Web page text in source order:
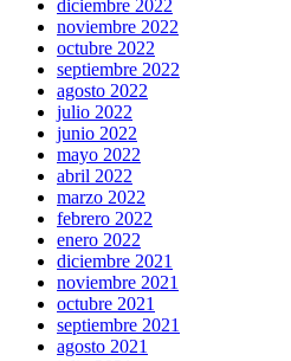
diciembre 2022
noviembre 2022
octubre 2022
septiembre 2022
agosto 2022
julio 2022
junio 2022
mayo 2022
abril 2022
marzo 2022
febrero 2022
enero 2022
diciembre 2021
noviembre 2021
octubre 2021
septiembre 2021
agosto 2021